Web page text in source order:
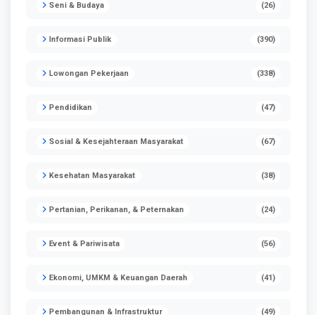
Seni & Budaya (26)
Informasi Publik (390)
Lowongan Pekerjaan (338)
Pendidikan (47)
Sosial & Kesejahteraan Masyarakat (67)
Kesehatan Masyarakat (38)
Pertanian, Perikanan, & Peternakan (24)
Event & Pariwisata (56)
Ekonomi, UMKM & Keuangan Daerah (41)
Pembangunan & Infrastruktur (49)